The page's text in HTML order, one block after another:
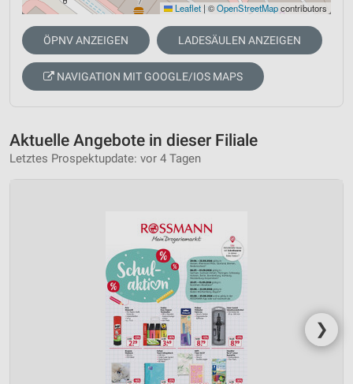
Leaflet | ©OpenStreetMapcontributors
ÖPNV ANZEIGEN LADESÄULEN ANZEIGEN
NAVIGATION MIT GOOGLE/IOS MAPS
Aktuelle Angebote in dieser Filiale
Letztes Prospektupdate: vor 4 Tagen
❯